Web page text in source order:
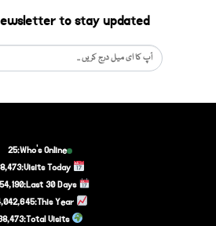
to stay updated.
Who's Online:
25
Visits Today:
Last 30 Days:
This Year:
Total Visits: